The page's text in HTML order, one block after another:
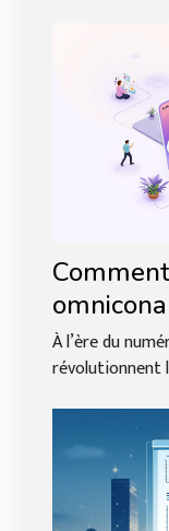
À l’ère du
révolutionnent